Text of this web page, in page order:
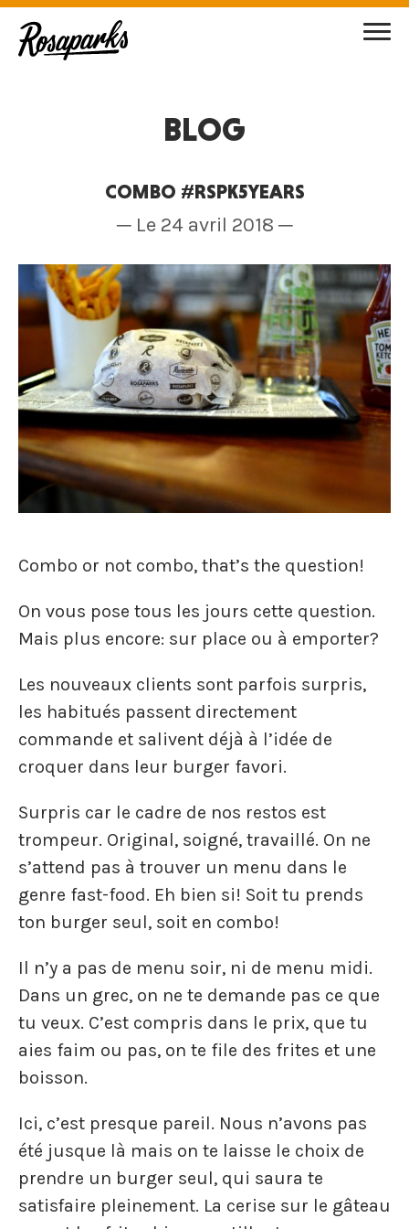
BLOG
COMBO #RSPK5YEARS
─ Le 24 avril 2018 ─
Combo or not combo, that’s the question!
On vous pose tous les jours cette question.
Mais plus encore: sur place ou à emporter?
Les nouveaux clients sont parfois surpris,
les habitués passent directement
commande et salivent déjà à l’idée de
croquer dans leur burger favori.
Surpris car le cadre de nos restos est
trompeur. Original, soigné, travaillé. On ne
s’attend pas à trouver un menu dans le
genre fast-food. Eh bien si! Soit tu prends
ton burger seul, soit en combo!
Il n’y a pas de menu soir, ni de menu midi.
Dans un grec, on ne te demande pas ce que
tu veux. C’est compris dans le prix, que tu
aies faim ou pas, on te file des frites et une
boisson.
Ici, c’est presque pareil. Nous n’avons pas
été jusque là mais on te laisse le choix de
prendre un burger seul, qui saura te
satisfaire pleinement. La cerise sur le gâteau